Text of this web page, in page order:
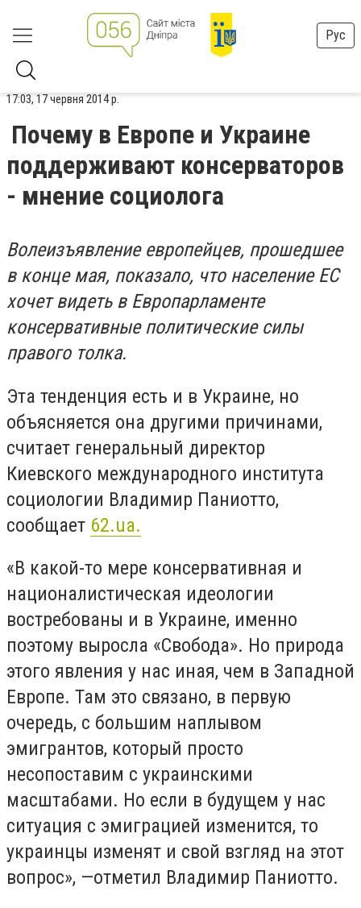
Рус
17:03, 17 червня 2014 р.
Почему в Европе и Украине
поддерживают консерваторов
- мнение социолога
Волеизъявление европейцев, прошедшее
в конце мая, показало, что население ЕС
хочет видеть в Европарламенте
консервативные политические силы
правого толка.
Эта тенденция есть и в Украине, но
объясняется она другими причинами,
считает генеральный директор
Киевского международного института
социологии Владимир Паниотто,
сообщает 62.ua.
«В какой-то мере консервативная и
националистическая идеологии
востребованы и в Украине, именно
поэтому выросла «Свобода». Но природа
этого явления у нас иная, чем в Западной
Европе. Там это связано, в первую
очередь, с большим наплывом
эмигрантов, который просто
несопоставим с украинскими
масштабами. Но если в будущем у нас
ситуация с эмиграцией изменится, то
украинцы изменят и свой взгляд на этот
вопрос», —отметил Владимир Паниотто.